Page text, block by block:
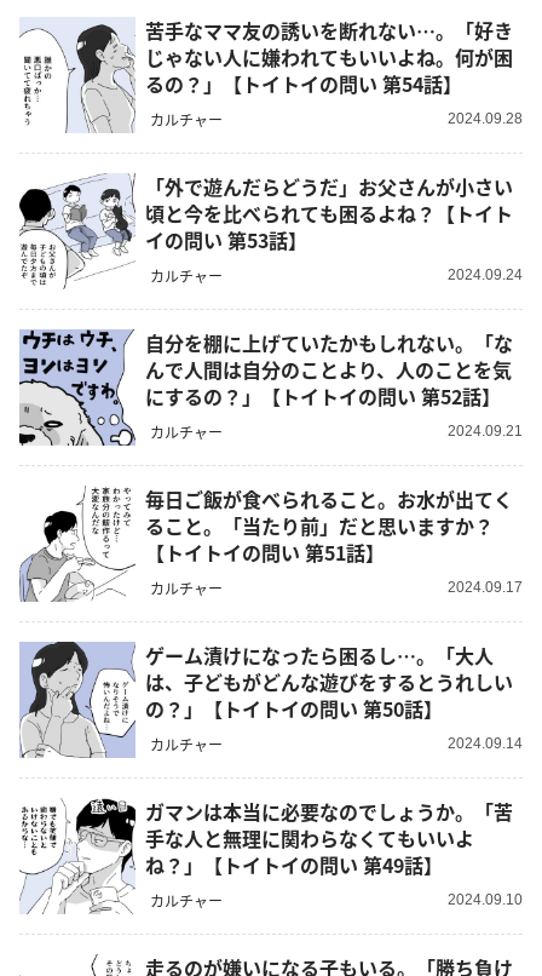
苦手なママ友の誘いを断れない…。「好き
じゃない人に嫌われてもいいよね。何が困
るの？」【トイトイの問い 第54話】
カルチャー 2024.09.28
「外で遊んだらどうだ」お父さんが小さい
頃と今を比べられても困るよね？【トイト
イの問い 第53話】
カルチャー 2024.09.24
自分を棚に上げていたかもしれない。「な
んで人間は自分のことより、人のことを気
にするの？」【トイトイの問い 第52話】
カルチャー 2024.09.21
毎日ご飯が食べられること。お水が出てく
ること。「当たり前」だと思いますか？
【トイトイの問い 第51話】
カルチャー 2024.09.17
ゲーム漬けになったら困るし…。「大人
は、子どもがどんな遊びをするとうれしい
の？」【トイトイの問い 第50話】
カルチャー 2024.09.14
ガマンは本当に必要なのでしょうか。「苦
手な人と無理に関わらなくてもいいよ
ね？」【トイトイの問い 第49話】
カルチャー 2024.09.10
走るのが嫌いになる子もいる。「勝ち負け